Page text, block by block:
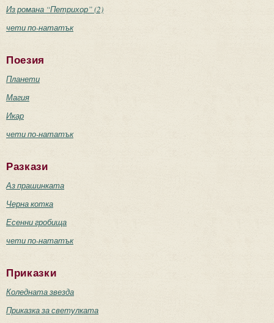
Из романа “Петрихор” (2)
чети по-нататък
Поезия
Планети
Магия
Икар
чети по-нататък
Разкази
Аз прашинката
Черна котка
Есенни гробища
чети по-нататък
Приказки
Коледната звезда
Приказка за светулката